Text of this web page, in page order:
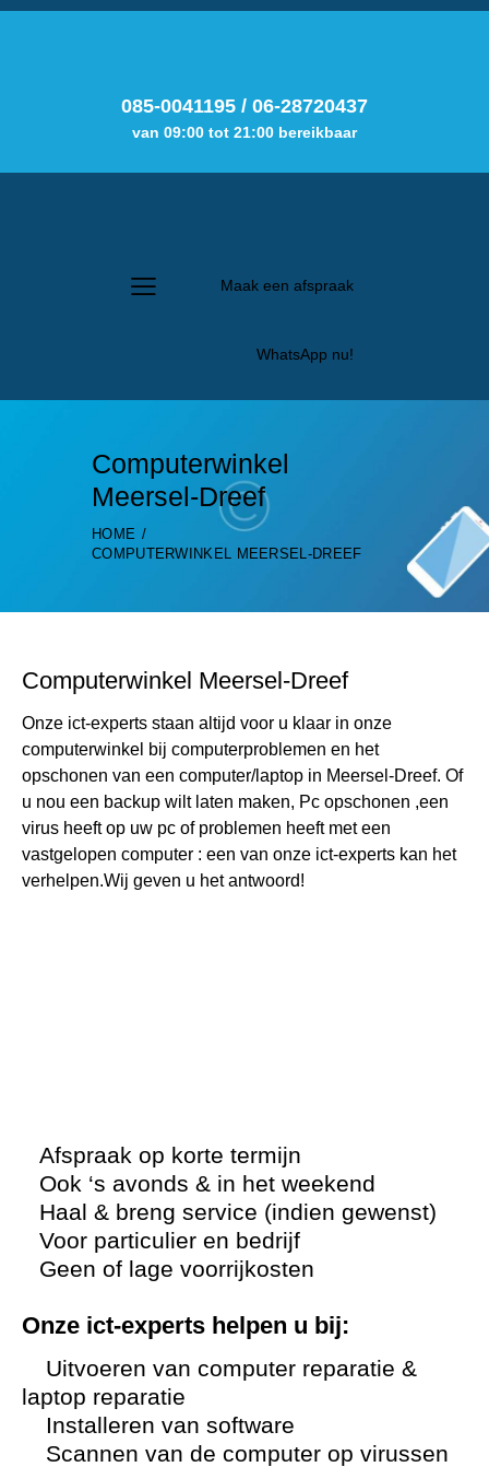
085-0041195 / 06-28720437
van 09:00 tot 21:00 bereikbaar
Maak een afspraak
WhatsApp nu!
Computerwinkel
Meersel-Dreef
HOME
COMPUTERWINKEL MEERSEL-DREEF
Computerwinkel Meersel-Dreef
Onze ict-experts staan altijd voor u klaar in onze
computerwinkel bij computerproblemen en het
opschonen van een computer/laptop in Meersel-Dreef. Of
u nou een backup wilt laten maken, Pc opschonen ,een
virus heeft op uw pc of problemen heeft met een
vastgelopen computer : een van onze ict-experts kan het
verhelpen.Wij geven u het antwoord!
Afspraak op korte termijn
Ook ‘s avonds & in het weekend
Haal & breng service (indien gewenst)
Voor particulier en bedrijf
Geen of lage voorrijkosten
Onze ict-experts helpen u bij:
Uitvoeren van computer reparatie &
laptop reparatie
Installeren van software
Scannen van de computer op virussen